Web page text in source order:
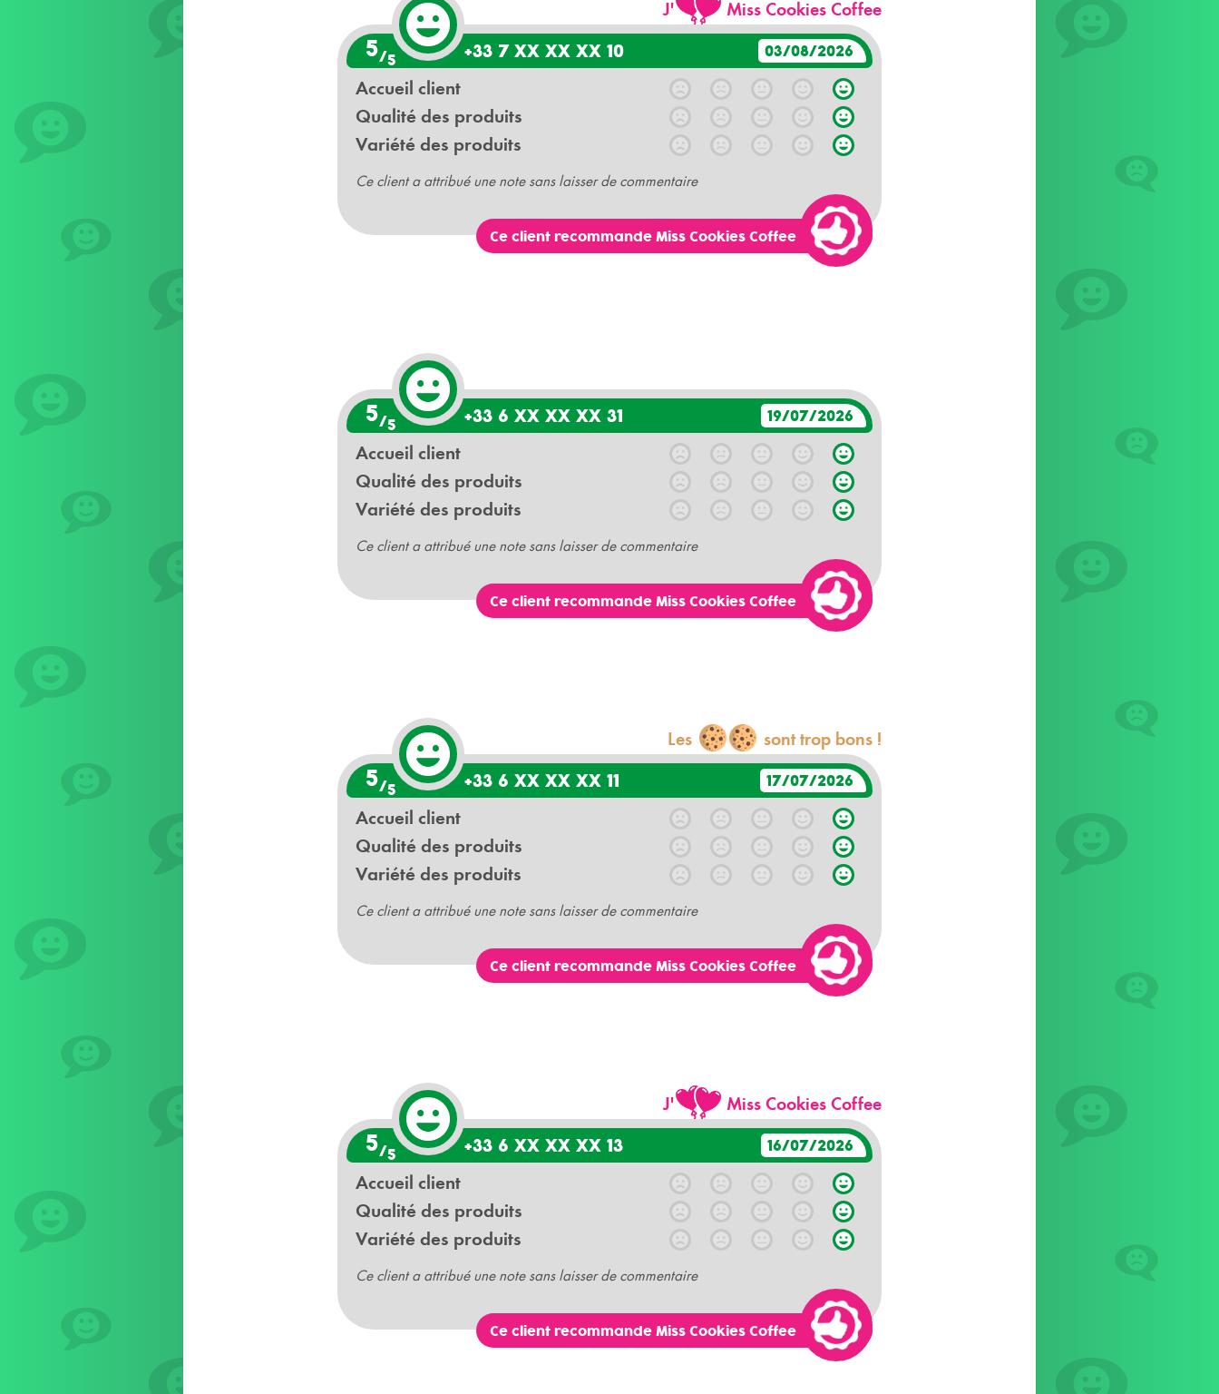
Miss Cookies Coffee
J'
5/5 +33 7 XX XX XX 10
03/08/2026
Accueil client
Qualité des produits
Variété des produits
Ce client a attribué une note sans laisser de commentaire
Ce client recommande Miss Cookies Coffee
5/5 +33 6 XX XX XX 31
19/07/2026
Accueil client
Qualité des produits
Variété des produits
Ce client a attribué une note sans laisser de commentaire
Ce client recommande Miss Cookies Coffee
sont trop bons !
Les
5/5 +33 6 XX XX XX 11
17/07/2026
Accueil client
Qualité des produits
Variété des produits
Ce client a attribué une note sans laisser de commentaire
Ce client recommande Miss Cookies Coffee
Miss Cookies Coffee
J'
5/5 +33 6 XX XX XX 13
16/07/2026
Accueil client
Qualité des produits
Variété des produits
Ce client a attribué une note sans laisser de commentaire
Ce client recommande Miss Cookies Coffee